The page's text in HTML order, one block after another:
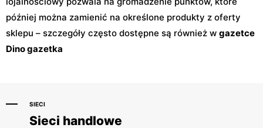
później można zamienić na określone produkty z oferty
sklepu – szczegóły często dostępne są również w gazetce
Dino gazetka
SIECI
Sieci handlowe